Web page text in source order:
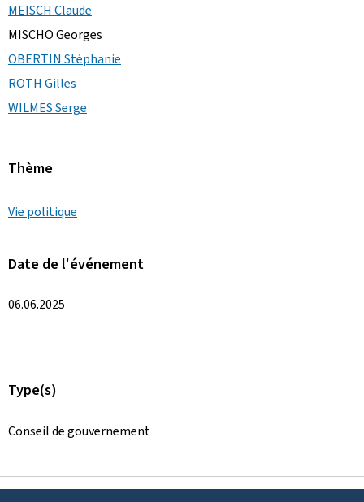
MEISCH Claude
MISCHO Georges
OBERTIN Stéphanie
ROTH Gilles
WILMES Serge
Thème
Vie politique
Date de l'événement
06.06.2025
Type(s)
Conseil de gouvernement